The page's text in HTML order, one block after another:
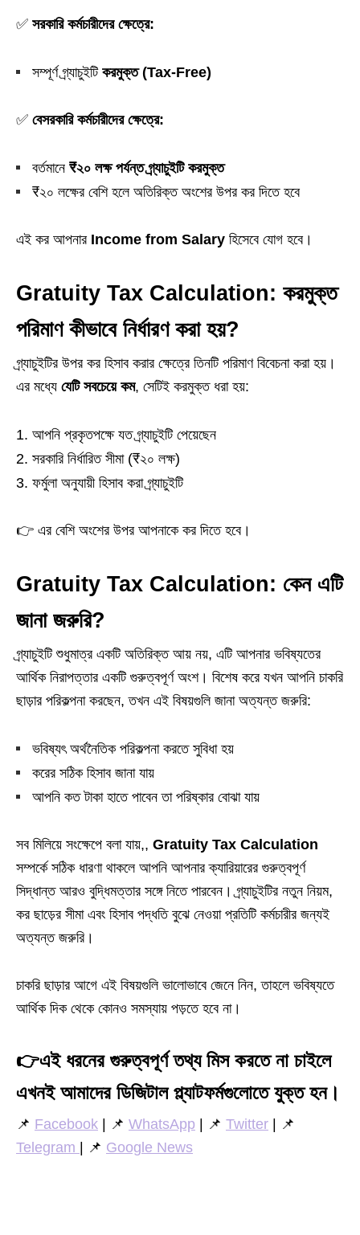
✅ সরকারি কর্মচারীদের ক্ষেত্রে:
সম্পূর্ণ গ্র্যাচুইটি করমুক্ত (Tax-Free)
✅ বেসরকারি কর্মচারীদের ক্ষেত্রে:
বর্তমানে ₹২০ লক্ষ পর্যন্ত গ্র্যাচুইটি করমুক্ত
₹২০ লক্ষের বেশি হলে অতিরিক্ত অংশের উপর কর দিতে হবে
এই কর আপনার Income from Salary হিসেবে যোগ হবে।
Gratuity Tax Calculation: করমুক্ত
পরিমাণ কীভাবে নির্ধারণ করা হয়?
গ্র্যাচুইটির উপর কর হিসাব করার ক্ষেত্রে তিনটি পরিমাণ বিবেচনা করা হয়।
এর মধ্যে যেটি সবচেয়ে কম, সেটিই করমুক্ত ধরা হয়:
আপনি প্রকৃতপক্ষে যত গ্র্যাচুইটি পেয়েছেন
সরকারি নির্ধারিত সীমা (₹২০ লক্ষ)
ফর্মুলা অনুযায়ী হিসাব করা গ্র্যাচুইটি
👉 এর বেশি অংশের উপর আপনাকে কর দিতে হবে।
Gratuity Tax Calculation: কেন এটি
জানা জরুরি?
গ্র্যাচুইটি শুধুমাত্র একটি অতিরিক্ত আয় নয়, এটি আপনার ভবিষ্যতের
আর্থিক নিরাপত্তার একটি গুরুত্বপূর্ণ অংশ। বিশেষ করে যখন আপনি চাকরি
ছাড়ার পরিকল্পনা করছেন, তখন এই বিষয়গুলি জানা অত্যন্ত জরুরি:
ভবিষ্যৎ অর্থনৈতিক পরিকল্পনা করতে সুবিধা হয়
করের সঠিক হিসাব জানা যায়
আপনি কত টাকা হাতে পাবেন তা পরিষ্কার বোঝা যায়
সব মিলিয়ে সংক্ষেপে বলা যায়,, Gratuity Tax Calculation
সম্পর্কে সঠিক ধারণা থাকলে আপনি আপনার ক্যারিয়ারের গুরুত্বপূর্ণ
সিদ্ধান্ত আরও বুদ্ধিমত্তার সঙ্গে নিতে পারবেন। গ্র্যাচুইটির নতুন নিয়ম,
কর ছাড়ের সীমা এবং হিসাব পদ্ধতি বুঝে নেওয়া প্রতিটি কর্মচারীর জন্যই
অত্যন্ত জরুরি।
চাকরি ছাড়ার আগে এই বিষয়গুলি ভালোভাবে জেনে নিন, তাহলে ভবিষ্যতে
আর্থিক দিক থেকে কোনও সমস্যায় পড়তে হবে না।
👉এই ধরনের গুরুত্বপূর্ণ তথ্য মিস করতে না চাইলে
এখনই আমাদের ডিজিটাল প্ল্যাটফর্মগুলোতে যুক্ত হন।
📌 Facebook | 📌 WhatsApp | 📌 Twitter | 📌
Telegram
| 📌 Google News